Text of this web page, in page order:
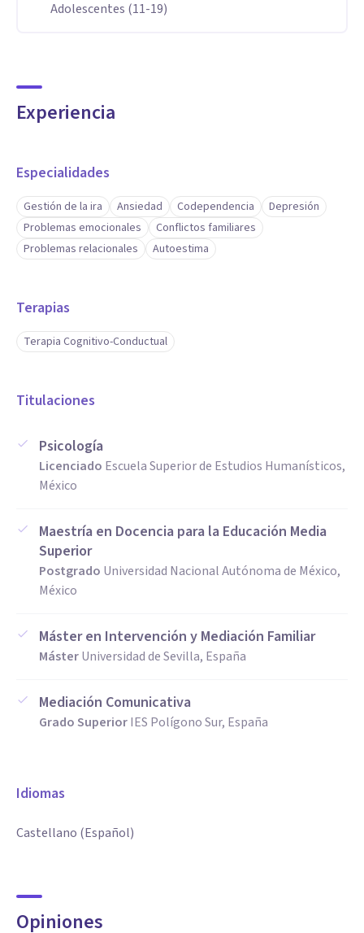
Adolescentes (11-19)
Experiencia
Especialidades
Gestión de la ira Ansiedad Codependencia
Depresión
Problemas emocionales
Conflictos familiares
Problemas relacionales
Autoestima
Terapias
Terapia Cognitivo-Conductual
Titulaciones
Psicología
Licenciado Escuela Superior de Estudios Humanísticos,
México
Maestría en Docencia para la Educación Media
Superior
Postgrado Universidad Nacional Autónoma de México,
México
Máster en Intervención y Mediación Familiar
MásterUniversidad de Sevilla, España
Mediación Comunicativa
Grado SuperiorIES Polígono Sur, España
Idiomas
Castellano (Español)
Opiniones